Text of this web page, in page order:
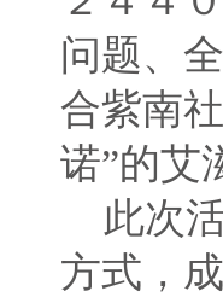
问题、
合紫南
诺”的艾
此次活
方式，